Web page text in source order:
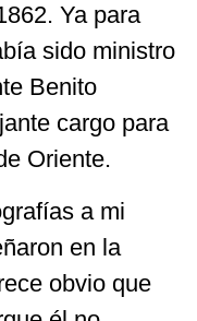
Ya para
sido ministro
Benito
cargo para
Oriente.
a mi
en la
obvio que